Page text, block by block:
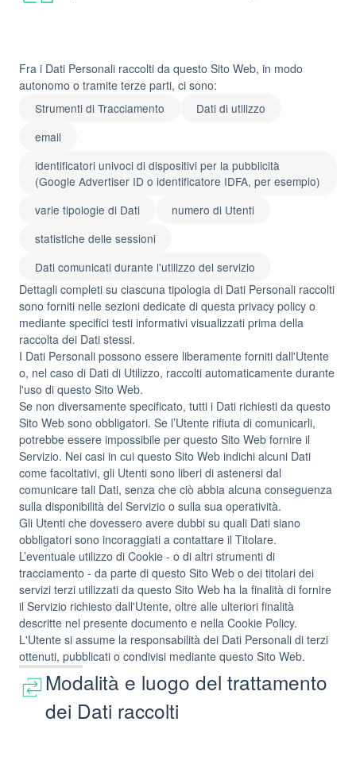
Fra i Dati Personali raccolti da questo Sito Web, in modo
autonomo o tramite terze parti, ci sono:
Strumenti di Tracciamento
Dati di utilizzo
email
identificatori univoci di dispositivi per la pubblicità
(Google Advertiser ID o identificatore IDFA, per esempio)
varie tipologie di Dati
numero di Utenti
statistiche delle sessioni
Dati comunicati durante l'utilizzo del servizio
Dettagli completi su ciascuna tipologia di Dati Personali raccolti
sono forniti nelle sezioni dedicate di questa privacy policy o
mediante specifici testi informativi visualizzati prima della
raccolta dei Dati stessi.
I Dati Personali possono essere liberamente forniti dall'Utente
o, nel caso di Dati di Utilizzo, raccolti automaticamente durante
l'uso di questo Sito Web.
Se non diversamente specificato, tutti i Dati richiesti da questo
Sito Web sono obbligatori. Se l’Utente rifiuta di comunicarli,
potrebbe essere impossibile per questo Sito Web fornire il
Servizio. Nei casi in cui questo Sito Web indichi alcuni Dati
come facoltativi, gli Utenti sono liberi di astenersi dal
comunicare tali Dati, senza che ciò abbia alcuna conseguenza
sulla disponibilità del Servizio o sulla sua operatività.
Gli Utenti che dovessero avere dubbi su quali Dati siano
obbligatori sono incoraggiati a contattare il Titolare.
L’eventuale utilizzo di Cookie - o di altri strumenti di
tracciamento - da parte di questo Sito Web o dei titolari dei
servizi terzi utilizzati da questo Sito Web ha la finalità di fornire
il Servizio richiesto dall'Utente, oltre alle ulteriori finalità
descritte nel presente documento e nella Cookie Policy.
L'Utente si assume la responsabilità dei Dati Personali di terzi
ottenuti, pubblicati o condivisi mediante questo Sito Web.
Modalità e luogo del trattamento
dei Dati raccolti